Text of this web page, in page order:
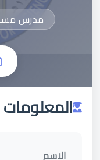
مدرس
المعلومات
الاسم